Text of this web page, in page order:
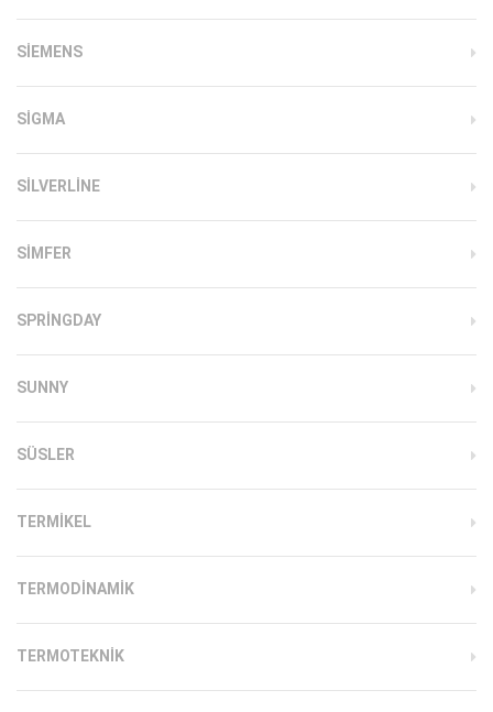
SIEMENS
SIGMA
SILVERLINE
SIMFER
SPRINGDAY
SUNNY
SÜSLER
TERMIKEL
TERMODINAMIK
TERMOTEKNIK